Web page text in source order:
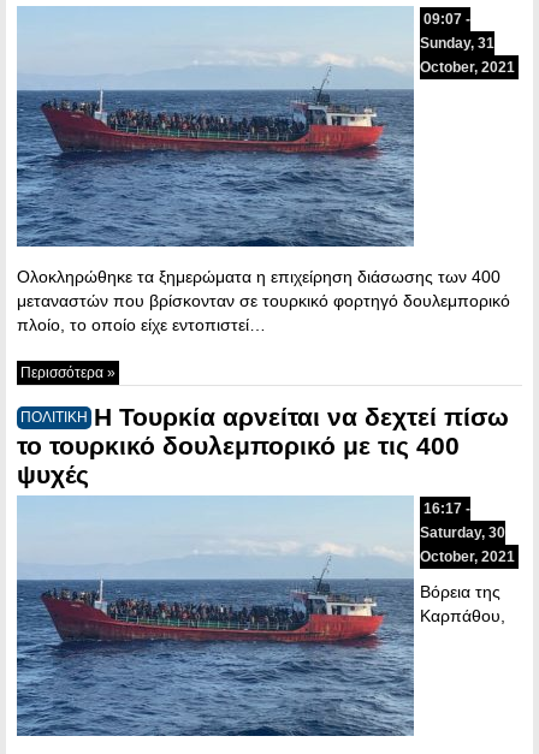
09:07 -
Sunday, 31
October, 2021
Ολοκληρώθηκε τα ξημερώματα η επιχείρηση διάσωσης των 400
μεταναστών που βρίσκονταν σε τουρκικό φορτηγό δουλεμπορικό
πλοίο, το οποίο είχε εντοπιστεί…
Περισσότερα »
ΠΟΛΙΤΙΚΗ Η Τουρκία αρνείται να δεχτεί πίσω
το τουρκικό δουλεμπορικό με τις 400
ψυχές
16:17 -
Saturday, 30
October, 2021
Βόρεια της
Καρπάθου,